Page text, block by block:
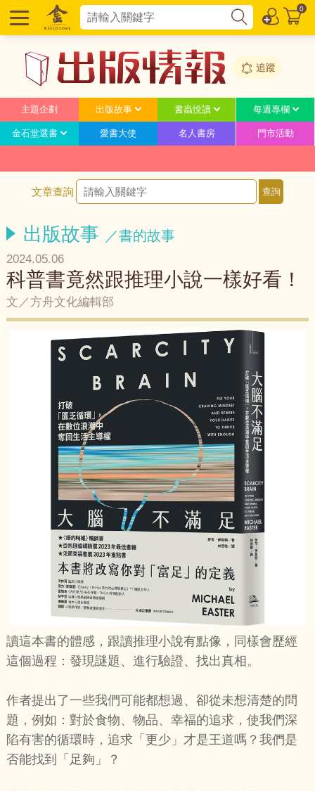
0
追蹤
主題企劃 出版故事 書蟲悅讀 每週專欄
金石堂選書 愛書大使 名人書房 門市活動
文章查詢
出版故事 ／書的故事
2024.05.06
科普書竟然跟推理小說一樣好看！
文／方舟文化編輯部
讀這本書的體感，跟讀推理小說有點像，同樣會歷經
這個過程：發現謎題、進行驗證、找出真相。
作者提出了一些我們可能都想過、卻從未想清楚的問
題，例如：對於食物、物品、幸福的追求，使我們深
陷有害的循環時，追求「更少」才是王道嗎？我們是
否能找到「足夠」？